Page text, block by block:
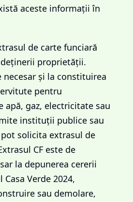
aceste informații în
de carte funciară
proprietății.
necesar și la constituirea
pentru
apă, gaz, electricitate sau
instituții publice sau
solicita extrasul de
CF este de
la depunerea cererii
Verde 2024,
sau demolare,